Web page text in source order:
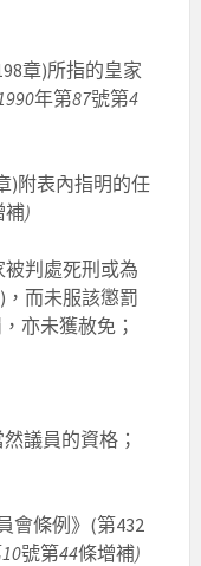
章)所指的皇家
年第87號第4
)附表內指明的任
補)
判處死刑或為
而未服該懲罰
亦未獲赦免；
議員的資格；
會條例》(第432
10號第44條增補)